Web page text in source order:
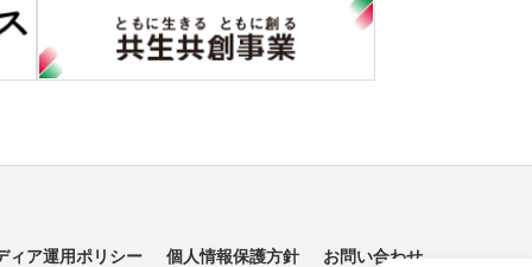
ィア運用ポリシー 個人情報保護方針 お問い合わせ